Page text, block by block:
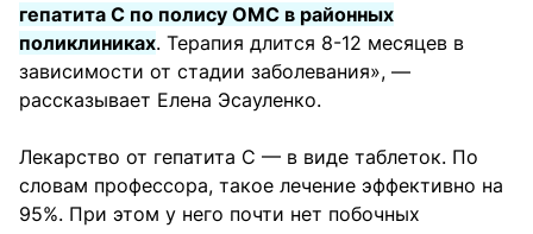
гепатита С по полису ОМС в районных
поликлиниках. Терапия длится 8-12 месяцев в
зависимости от стадии заболевания», —
рассказывает Елена Эсауленко.
Лекарство от гепатита С — в виде таблеток. По
словам профессора, такое лечение эффективно на
95%. При этом у него почти нет побочных